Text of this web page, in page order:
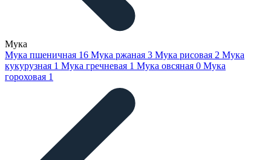
Мука
Мука пшеничная 16 Мука ржаная 3 Мука рисовая 2 Мука
кукурузная 1 Мука гречневая 1 Мука овсяная 0 Мука
гороховая 1